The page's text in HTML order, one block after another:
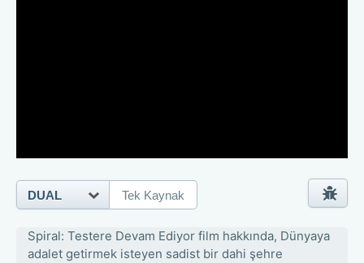
Spiral: Testere Devam Ediyor film hakkında, Dünyaya
adalet getirmek isteyen sadist bir dahi şehre
DUAL Tek Kaynak